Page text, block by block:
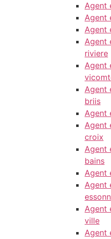
Agent
Agent
Agent
Agent
riviere
Agent
Agent
briis
Agent
Agent
croix
Agent
bains
Agent
Agent
Agent
ville
Agent